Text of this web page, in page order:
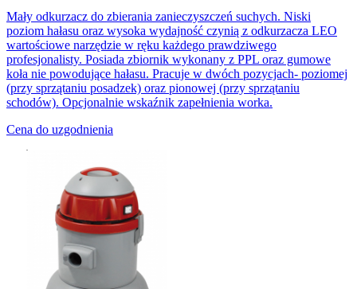
Mały odkurzacz do zbierania zanieczyszczeń suchych. Niski
poziom hałasu oraz wysoka wydajność czynią z odkurzacza LEO
wartościowe narzędzie w ręku każdego prawdziwego
profesjonalisty. Posiada zbiornik wykonany z PPL oraz gumowe
koła nie powodujące hałasu. Pracuje w dwóch pozycjach- poziomej
(przy sprzątaniu posadzek) oraz pionowej (przy sprzątaniu
schodów). Opcjonalnie wskaźnik zapełnienia worka.
Cena do uzgodnienia